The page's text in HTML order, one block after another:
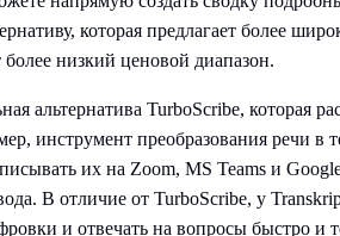
которая предлагает более
низкий ценовой диапазон.
альтернатива TurboScribe, которая
инструмент преобразования речи в
их на Zoom, MS Teams и
В отличие от TurboScribe, у
и отвечать на вопросы быстро и